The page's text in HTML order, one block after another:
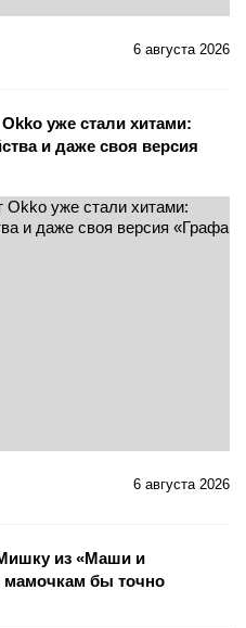
6 августа 2026
уже стали хитами:
и даже своя версия
6 августа 2026
из «Маши и
мамочкам бы точно